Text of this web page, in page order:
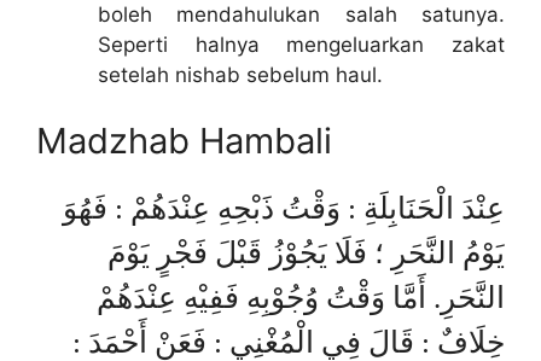
boleh mendahulukan salah satunya.
Seperti halnya mengeluarkan zakat
setelah nishab sebelum haul.
Madzhab Hambali
عِنْدَ الْحَنَابِلَةِ : وَقْتُ ذَبْحِهِ عِنْدَهُمْ : فَهُوَ
يَوْمُ النَّحَرِ ؛ فَلَا يَجُوْزُ قَبْلَ فَجْرٍ يَوْمَ
النَّحَرِ. أَمَّا وَقْتُ وُجُوْبِهِ فَفِيْهِ عِنْدَهُمْ
خِلَافٌ : قَالَ فِي الْمُغْنِي : فَعَنْ أَحْمَدَ :